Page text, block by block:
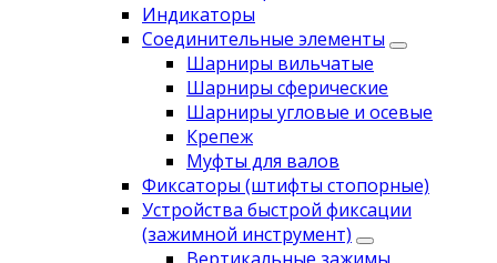
Индикаторы
Соединительные элементы
Шарниры вильчатые
Шарниры сферические
Шарниры угловые и осевые
Крепеж
Муфты для валов
Фиксаторы (штифты стопорные)
Устройства быстрой фиксации
(зажимной инструмент)